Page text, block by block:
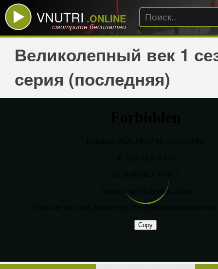
VNUTRI .ONLINE
смотрите бесплатно
Великолепный век 1
серия (последняя)